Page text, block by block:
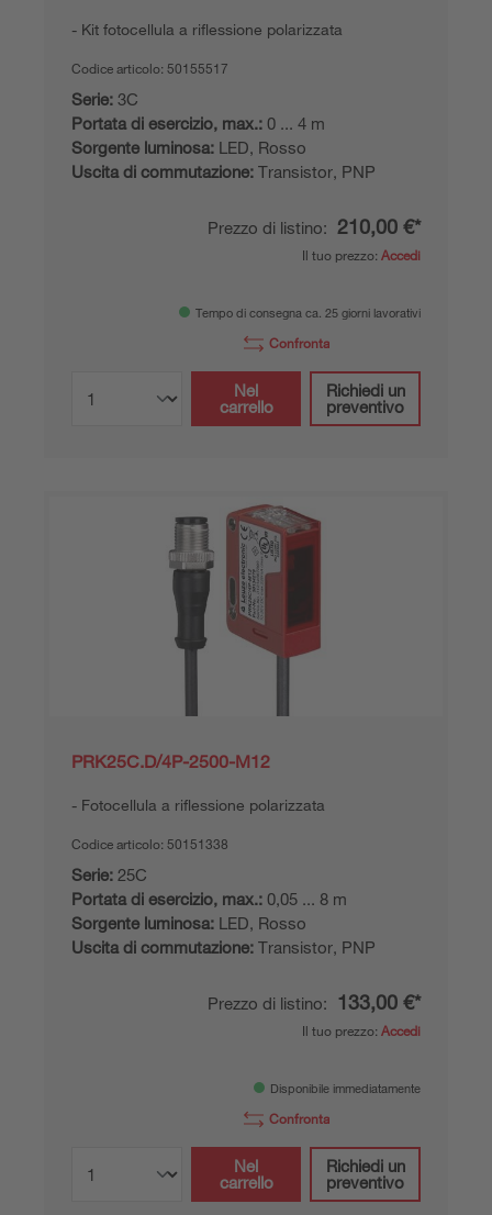
Kit fotocellula a riflessione polarizzata
Codice articolo: 50155517
Serie: 3C
Portata di esercizio, max.: 0 ... 4 m
Sorgente luminosa: LED, Rosso
Uscita di commutazione: Transistor, PNP
Prezzo di listino: 210,00 €*
Il tuo prezzo: Accedi
Tempo di consegna ca. 25 giorni lavorativi
Confronta
Nel
carrello
Richiedi un
preventivo
PRK25C.D/4P-2500-M12
Fotocellula a riflessione polarizzata
Codice articolo: 50151338
Serie: 25C
Portata di esercizio, max.: 0,05 ... 8 m
Sorgente luminosa: LED, Rosso
Uscita di commutazione: Transistor, PNP
Prezzo di listino: 133,00 €*
Il tuo prezzo: Accedi
Disponibile immediatamente
Confronta
Nel
carrello
Richiedi un
preventivo